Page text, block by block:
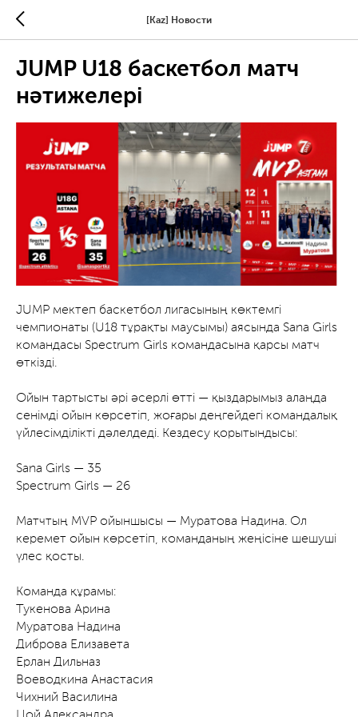
[Kaz] Новости
JUMP U18 баскетбол матч
нәтижелері
JUMP мектеп баскетбол лигасының көктемгі
чемпионаты (U18 тұрақты маусымы) аясында Sana Girls
командасы Spectrum Girls командасына қарсы матч
өткізді.
Ойын тартысты әрі әсерлі өтті — қыздарымыз алаңда
сенімді ойын көрсетіп, жоғары деңгейдегі командалық
үйлесімділікті дәлелдеді. Кездесу қорытындысы:
Sana Girls — 35
Spectrum Girls — 26
Матчтың MVP ойыншысы — Муратова Надина. Ол
керемет ойын көрсетіп, команданың жеңісіне шешуші
үлес қосты.
Команда құрамы:
Тукенова Арина
Муратова Надина
Диброва Елизавета
Ерлан Дильназ
Воеводкина Анастасия
Чихний Василина